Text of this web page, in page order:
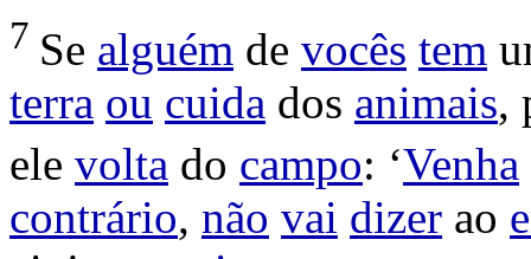
7 Se alguém de vocês tem
terra ou cuida dos animais,
ele volta do campo: ‘Venha
contrário, não vai dizer ao